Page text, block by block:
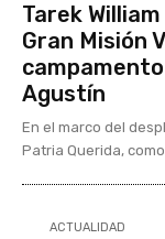
Tarek
Gran Misión
Agustín
En el marco del
Patria Querida,
ACTUALIDAD